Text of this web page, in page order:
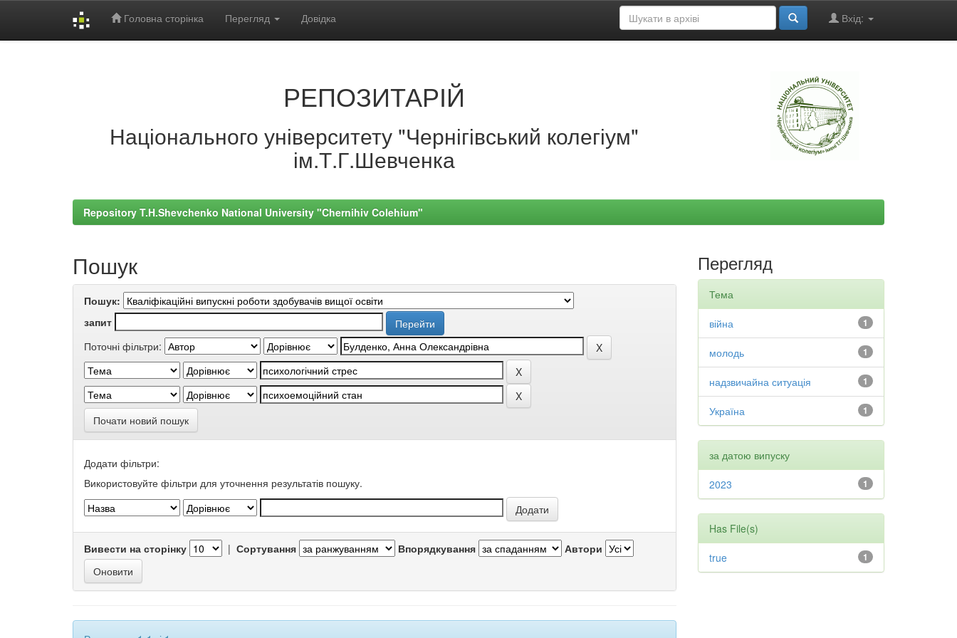
Головна сторінка Перегляд Довідка Вхід:
РЕПОЗИТАРІЙ
Національного університету "Чернігівський колегіум"
ім.Т.Г.Шевченка
Repository T.H.Shevchenko National University "Chernihiv Colehium"
Пошук
Пошук:
запит
Поточні фільтри:
Почати новий пошук
Додати фільтри:
Використовуйте фільтри для уточнення результатів пошуку.
Вивести на сторінку | Сортування Впорядкування Автори
Перегляд
Тема
1
війна
1
молодь
1
надзвичайна ситуація
1
Україна
за датою випуску
1
2023
Has File(s)
1
true